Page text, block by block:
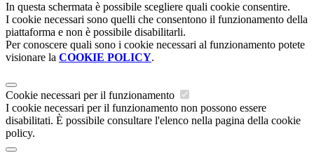
In questa schermata è possibile scegliere quali cookie consentire.
I cookie necessari sono quelli che consentono il funzionamento della
piattaforma e non è possibile disabilitarli.
Per conoscere quali sono i cookie necessari al funzionamento potete
visionare la COOKIE POLICY.
Cookie necessari per il funzionamento
I cookie necessari per il funzionamento non possono essere
disabilitati. È possibile consultare l'elenco nella pagina della cookie
policy.